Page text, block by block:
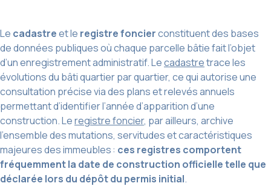
Le cadastreet le registre foncierconstituent des bases
de données publiques où chaque parcelle bâtie fait l’objet
d’un enregistrement administratif. Lecadastretrace les
évolutions du bâti quartier par quartier, ce qui autorise une
consultation précise via des plans et relevés annuels
permettant d’identifier l’année d’apparition d’une
construction. Leregistre foncier, par ailleurs, archive
l’ensemble des mutations, servitudes et caractéristiques
majeures des immeubles : ces registres comportent
fréquemment la date de construction officielle telle que
déclarée lors du dépôt du permis initial.